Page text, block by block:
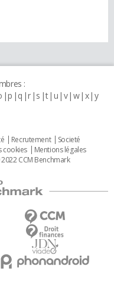
:
p q r s t u v w x y
Recrutement
Societé
cookies
Mentions légales
CCM Benchmark